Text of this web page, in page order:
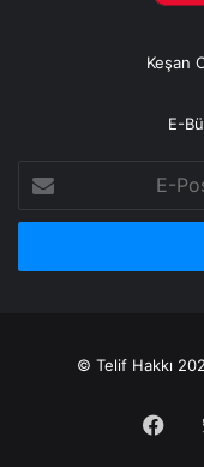
Keşan
E-
Posta
adresinizi
© Telif Hakkı